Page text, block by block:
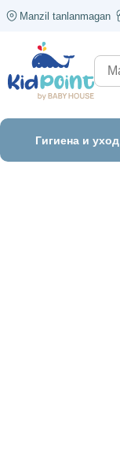
Manzil tanlanmagan
Гигиена и уход